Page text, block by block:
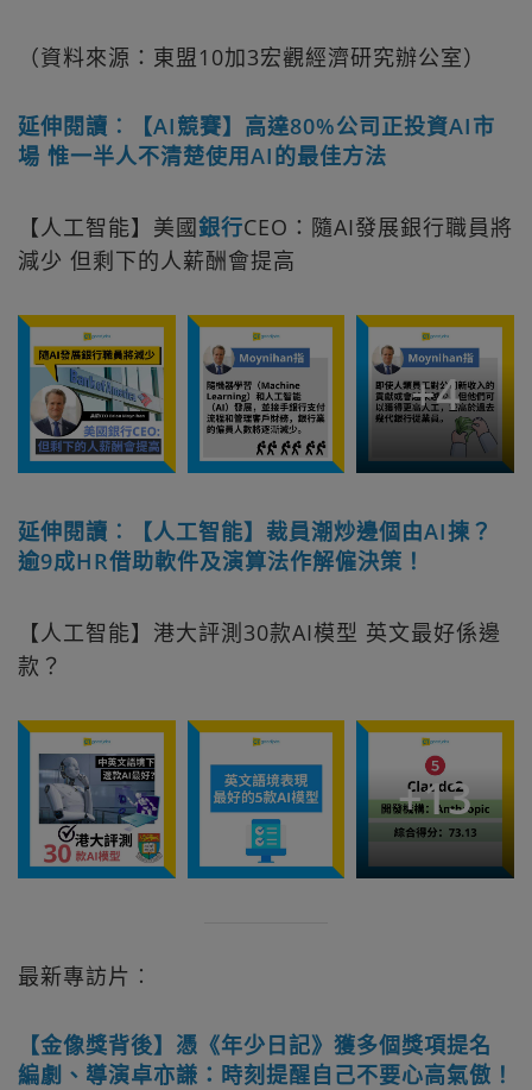
（資料來源：東盟10加3宏觀經濟研究辦公室）
延伸閱讀︰【AI競賽】高達80%公司正投資AI市
場 惟一半人不清楚使用AI的最佳方法
【人工智能】美國銀行CEO：隨AI發展銀行職員將
減少 但剩下的人薪酬會提高
+4
延伸閱讀︰【人工智能】裁員潮炒邊個由AI揀？
逾9成HR借助軟件及演算法作解僱決策！
【人工智能】港大評測30款AI模型 英文最好係邊
款？
+13
最新專訪片︰
【金像獎背後】憑《年少日記》獲多個獎項提名
編劇、導演卓亦謙：時刻提醒自己不要心高氣傲！